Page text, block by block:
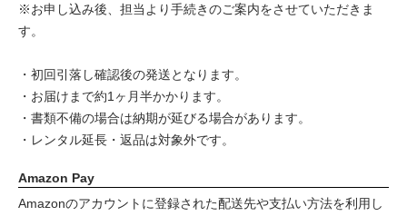
※お申し込み後、担当より手続きのご案内をさせていただきま
す。
・初回引落し確認後の発送となります。
・お届けまで約1ヶ月半かかります。
・書類不備の場合は納期が延びる場合があります。
・レンタル延長・返品は対象外です。
Amazon Pay
Amazonのアカウントに登録された配送先や支払い方法を利用し